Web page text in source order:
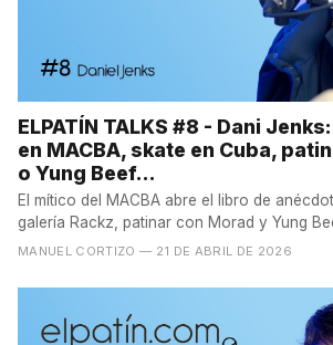
ELPATÍN TALKS #8 - Dani
en MACBA, skate en Cuba,
o Yung Beef…
El mítico del MACBA abre el libro de
galería Rackz, patinar con Morad y Yung
MANUEL CORTIZO — 21 DE ABRIL DE 2026